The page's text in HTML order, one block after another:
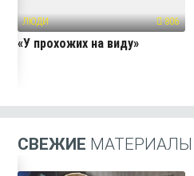
ЛЮДИ 806
«У прохожих на виду»
СВЕЖИЕ МАТЕРИАЛЫ